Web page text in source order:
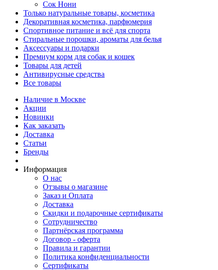
Сок Нони
Только натуральные товары, косметика
Декоративная косметика, парфюмерия
Спортивное питание и всё для спорта
Стиральные порошки, ароматы для белья
Аксессуары и подарки
Премиум корм для собак и кошек
Товары для детей
Антивирусные средства
Все товары
Наличие в Москве
Акции
Новинки
Как заказать
Доставка
Статьи
Бренды
Информация
О нас
Отзывы о магазине
Заказ и Оплата
Доставка
Скидки и подарочные сертификаты
Сотрудничество
Партнёрская программа
Договор - оферта
Правила и гарантии
Политика конфиденциальности
Сертификаты